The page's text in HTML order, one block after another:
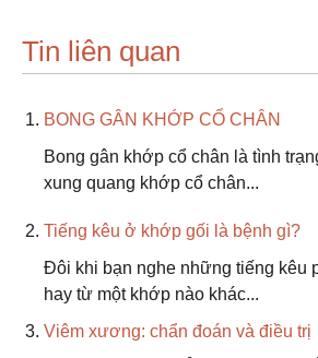
Tin liên quan
BONG GÂN KHỚP CỔ CHÂN
Bong gân khớp cổ chân là tình
xung quang khớp cổ chân...
Tiếng kêu ở khớp gối là bệnh gì?
Đôi khi bạn nghe những tiếng kêu
hay từ một khớp nào khác...
Viêm xương: chẩn đoán và điều trị